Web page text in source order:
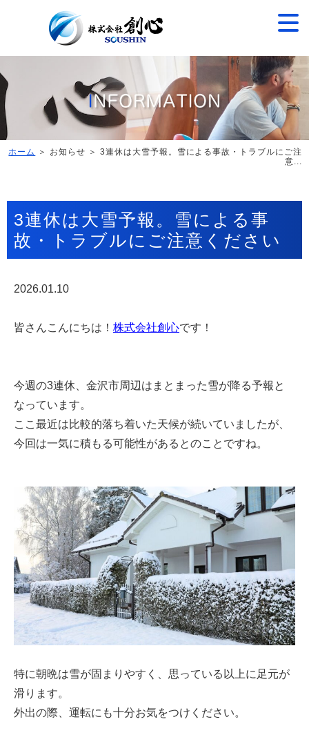
ホーム
＞ お知らせ ＞ 3連休は大雪予報。雪による事故・トラブルにご注
意...
3連休は大雪予報。雪による事
故・トラブルにご注意ください
2026.01.10
皆さんこんにちは！ 株式会社創心です！
今週の3連休、金沢市周辺はまとまった雪が降る予報と
なっています。
ここ最近は比較的落ち着いた天候が続いていましたが、
今回は一気に積もる可能性があるとのことですね。
特に朝晩は雪が固まりやすく、思っている以上に足元が
滑ります。
外出の際、運転にも十分お気をつけください。